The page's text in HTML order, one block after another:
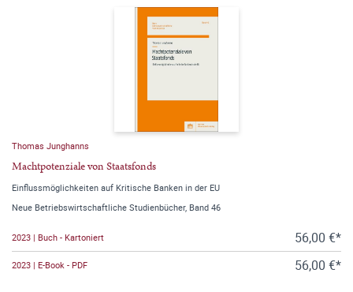
Thomas Junghanns
Machtpotenziale von Staatsfonds
Einflussmöglichkeiten auf Kritische Banken in der EU
Neue Betriebswirtschaftliche Studienbücher, Band 46
2023 | Buch - Kartoniert 56,00 €*
2023 | E-Book - PDF 56,00 €*